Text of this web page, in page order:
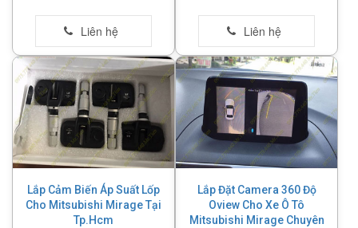
Lắp Cảm Biến Áp Suất Lốp
Cho Mitsubishi Mirage Tại
Tp.Hcm
Lắp Đặt Camera 360 Độ
Oview Cho Xe Ô Tô
Mitsubishi Mirage Chuyên